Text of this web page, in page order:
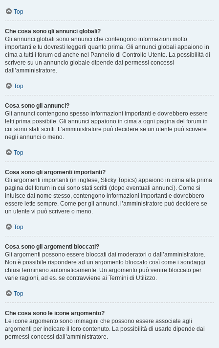
Top
Che cosa sono gli annunci globali?
Gli annunci globali sono annunci che contengono informazioni molto
importanti e tu dovresti leggerli quanto prima. Gli annunci globali appaiono in
cima a tutti i forum ed anche nel Pannello di Controllo Utente. La possibilità di
scrivere su un annuncio globale dipende dai permessi concessi
dall’amministratore.
Top
Cosa sono gli annunci?
Gli annunci contengono spesso informazioni importanti e dovrebbero essere
letti prima possibile. Gli annunci appaiono in cima a ogni pagina del forum in
cui sono stati scritti. L’amministratore può decidere se un utente può scrivere
negli annunci o meno.
Top
Cosa sono gli argomenti importanti?
Gli argomenti importanti (in inglese, Sticky Topics) appaiono in cima alla prima
pagina del forum in cui sono stati scritti (dopo eventuali annunci). Come si
intuisce dal nome stesso, contengono informazioni importanti e dovrebbero
essere lette sempre. Come per gli annunci, l’amministratore può decidere se
un utente vi può scrivere o meno.
Top
Cosa sono gli argomenti bloccati?
Gli argomenti possono essere bloccati dai moderatori o dall’amministratore.
Non è possibile rispondere ad un argomento bloccato così come i sondaggi
chiusi terminano automaticamente. Un argomento può venire bloccato per
varie ragioni, ad es. se contravviene ai Termini di Utilizzo.
Top
Che cosa sono le icone argomento?
Le icone argomento sono immagini che possono essere associate agli
argomenti per indicare il loro contenuto. La possibilità di usarle dipende dai
permessi concessi dall’amministratore.